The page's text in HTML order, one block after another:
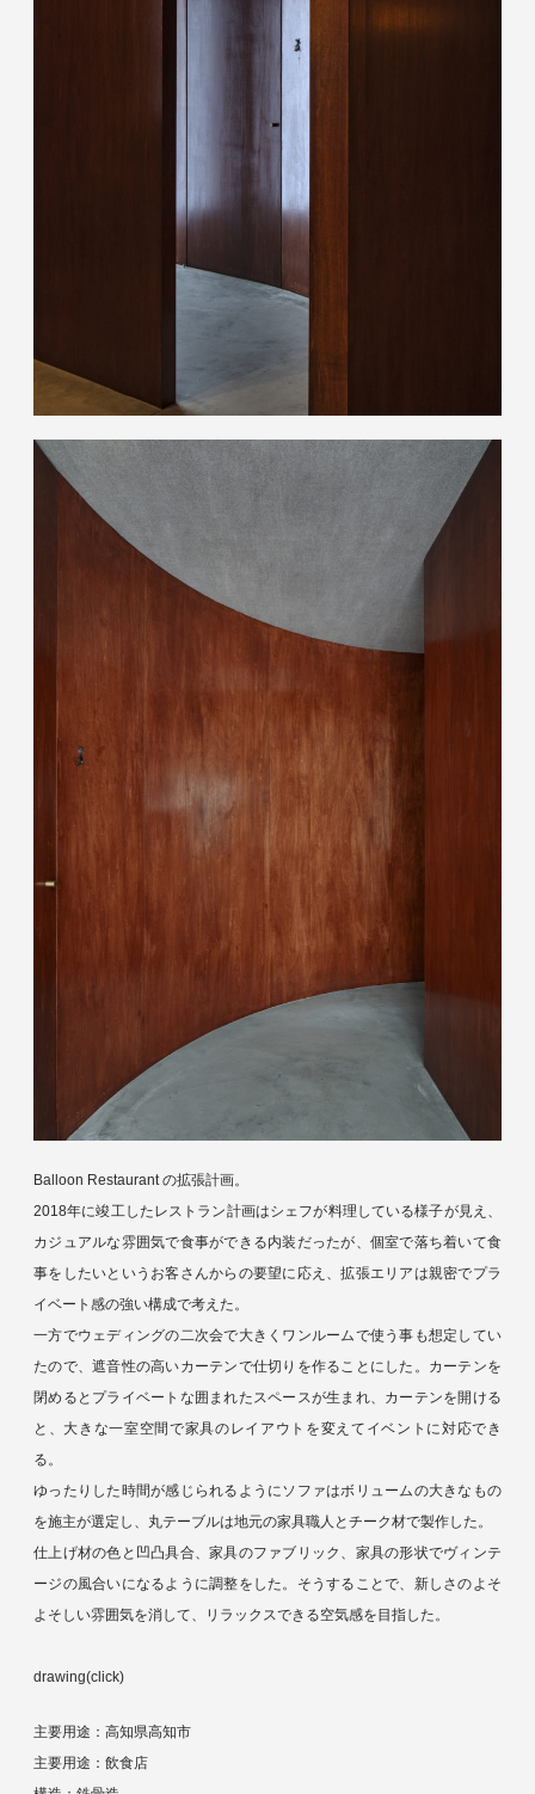
Balloon Restaurant の拡張計画。
2018年に竣工したレストラン計画はシェフが料理している様子が見え、
カジュアルな雰囲気で食事ができる内装だったが、個室で落ち着いて食
事をしたいというお客さんからの要望に応え、拡張エリアは親密でプラ
イベート感の強い構成で考えた。
一方でウェディングの二次会で大きくワンルームで使う事も想定してい
たので、遮音性の高いカーテンで仕切りを作ることにした。カーテンを
閉めるとプライベートな囲まれたスペースが生まれ、カーテンを開ける
と、大きな一室空間で家具のレイアウトを変えてイベントに対応でき
る。
ゆったりした時間が感じられるようにソファはボリュームの大きなもの
を施主が選定し、丸テーブルは地元の家具職人とチーク材で製作した。
仕上げ材の色と凹凸具合、家具のファブリック、家具の形状でヴィンテ
ージの風合いになるように調整をした。そうすることで、新しさのよそ
よそしい雰囲気を消して、リラックスできる空気感を目指した。
drawing(click)
主要用途：高知県高知市
主要用途：飲食店